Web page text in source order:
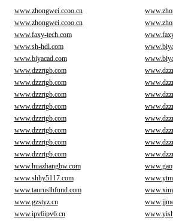
www.zhongwei.ccoo.cn
www.zhongwei.ccoo.cn
www.faxy-tech.com
www.sh-hdl.com
www.biyacad.com
www.dzzrtgb.com
www.dzzrtgb.com
www.dzzrtgb.com
www.dzzrtgb.com
www.dzzrtgb.com
www.dzzrtgb.com
www.dzzrtgb.com
www.dzzrtgb.com
www.huazhangbw.com
www.shhy5117.com
www.tauruslhfund.com
www.gzstyz.cn
www.ipv6ipv6.cn